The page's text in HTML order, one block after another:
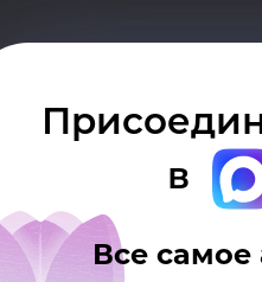
в
Все самое